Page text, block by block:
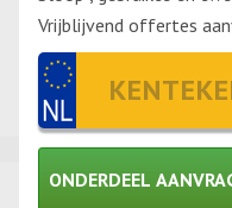
Vrijblijvend offertes
ONDERDEEL